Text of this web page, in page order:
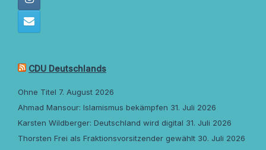
CDU Deutschlands
Ohne Titel 7. August 2026
Ahmad Mansour: Islamismus bekämpfen 31. Juli 2026
Karsten Wildberger: Deutschland wird digital 31. Juli 2026
Thorsten Frei als Fraktionsvorsitzender gewählt 30. Juli 2026